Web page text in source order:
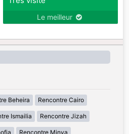
Le meilleur
Beheira Rencontre Cairo
Ismailia Rencontre Jizah
Rencontre Minya